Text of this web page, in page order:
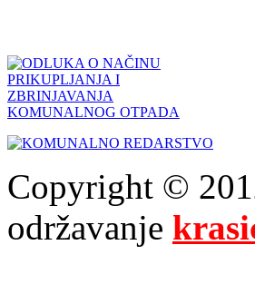
Copyright ©
održavanje